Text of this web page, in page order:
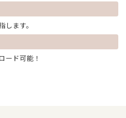
ます。
ード可能！